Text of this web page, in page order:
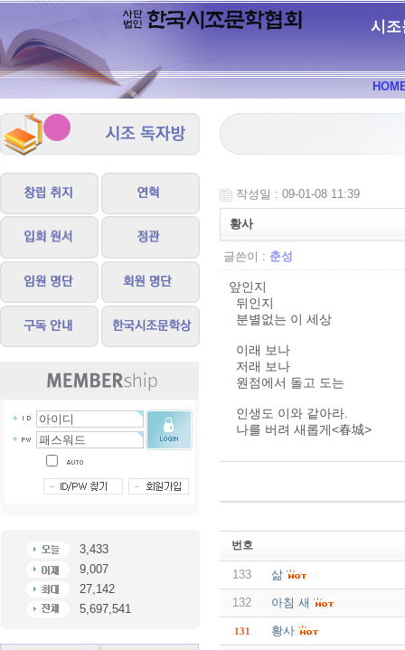
시조
3,433
9,007
27,142
5,697,541
작성일 : 09-01-08 11:39
황사
글쓴이 : 춘성
앞인지
뒤인지
분별없는 이 세상
이래 보나
저래 보나
원점에서 돌고 도는
인생도 이와 같아라.
나를 버려 새롭게<春城>
번호
133 삶
132 아침 새
131 황사